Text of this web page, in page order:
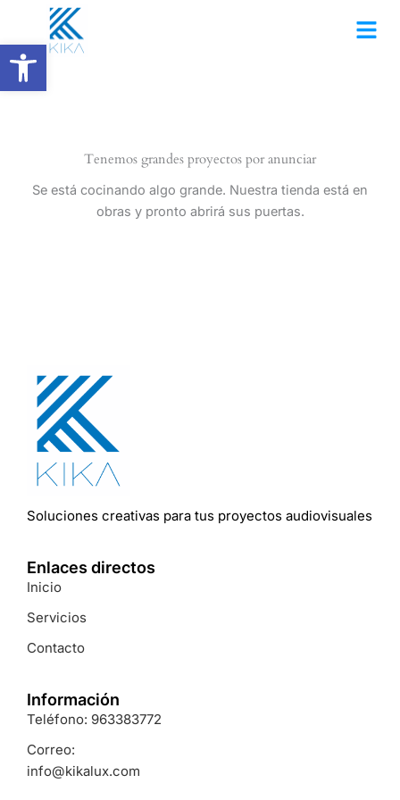
Abrir barra de herramientas
contenido
Tenemos grandes proyectos por anunciar
Se está cocinando algo grande. Nuestra tienda está en
obras y pronto abrirá sus puertas.
Soluciones creativas para tus proyectos audiovisuales
Enlaces directos
Inicio
Servicios
Contacto
Información
Teléfono: 963383772
Correo:
info@kikalux.com